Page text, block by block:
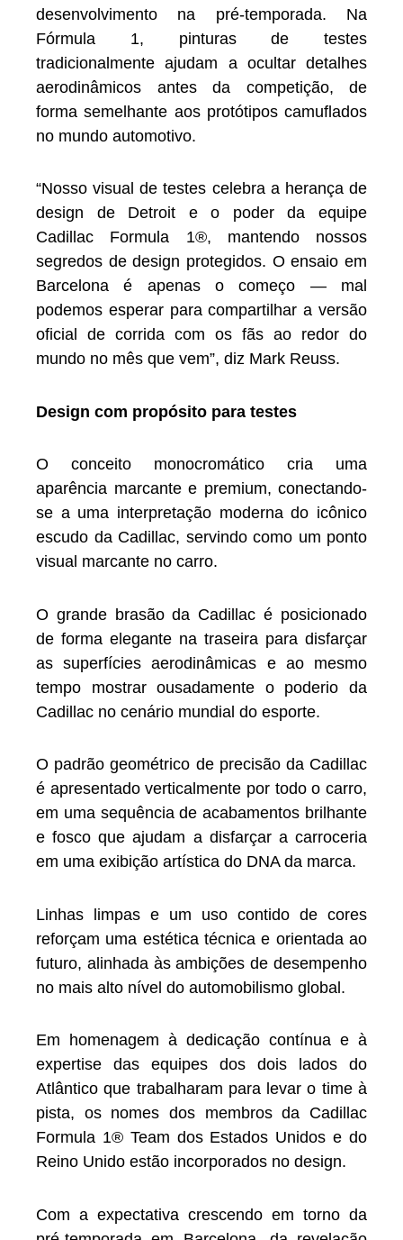
desenvolvimento na pré-temporada. Na
Fórmula 1, pinturas de testes
tradicionalmente ajudam a ocultar detalhes
aerodinâmicos antes da competição, de
forma semelhante aos protótipos camuflados
no mundo automotivo.
“Nosso visual de testes celebra a herança de
design de Detroit e o poder da equipe
Cadillac Formula 1®, mantendo nossos
segredos de design protegidos. O ensaio em
Barcelona é apenas o começo — mal
podemos esperar para compartilhar a versão
oficial de corrida com os fãs ao redor do
mundo no mês que vem”, diz Mark Reuss.
Design com propósito para testes
O conceito monocromático cria uma
aparência marcante e premium, conectando-
se a uma interpretação moderna do icônico
escudo da Cadillac, servindo como um ponto
visual marcante no carro.
O grande brasão da Cadillac é posicionado
de forma elegante na traseira para disfarçar
as superfícies aerodinâmicas e ao mesmo
tempo mostrar ousadamente o poderio da
Cadillac no cenário mundial do esporte.
O padrão geométrico de precisão da Cadillac
é apresentado verticalmente por todo o carro,
em uma sequência de acabamentos brilhante
e fosco que ajudam a disfarçar a carroceria
em uma exibição artística do DNA da marca.
Linhas limpas e um uso contido de cores
reforçam uma estética técnica e orientada ao
futuro, alinhada às ambições de desempenho
no mais alto nível do automobilismo global.
Em homenagem à dedicação contínua e à
expertise das equipes dos dois lados do
Atlântico que trabalharam para levar o time à
pista, os nomes dos membros da Cadillac
Formula 1® Team dos Estados Unidos e do
Reino Unido estão incorporados no design.
Com a expectativa crescendo em torno da